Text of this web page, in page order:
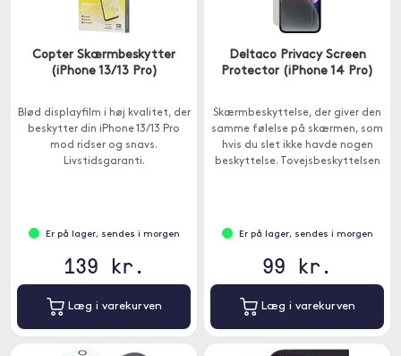
Copter Skærmbeskytter
(iPhone 13/13 Pro)
Blød displayfilm i høj kvalitet, der
beskytter din iPhone 13/13 Pro
mod ridser og snavs.
Livstidsgaranti.
Er på lager, sendes i morgen
139 kr.
Læg i varekurven
Deltaco Privacy Screen
Protector (iPhone 14 Pro)
Skærmbeskyttelse, der giver den
samme følelse på skærmen, som
hvis du slet ikke havde nogen
beskyttelse. Tovejsbeskyttelsen
Er på lager, sendes i morgen
99 kr.
Læg i varekurven